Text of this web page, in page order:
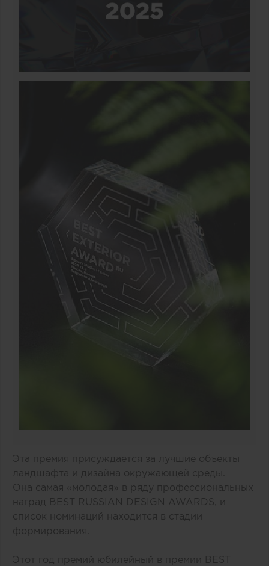
Эта премия присуждается за лучшие объекты
ландшафта и дизайна окружающей среды.
Она самая «молодая» в ряду профессиональных
наград BEST RUSSIAN DESIGN AWARDS, и
список номинаций находится в стадии
формирования.
Этот год премий юбилейный в премии BEST